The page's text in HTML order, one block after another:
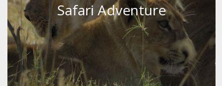
Safari Adventure